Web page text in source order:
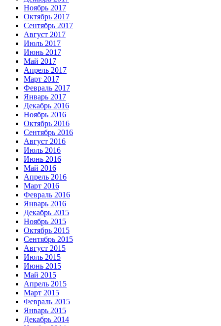
Ноябрь 2017
Октябрь 2017
Сентябрь 2017
Август 2017
Июль 2017
Июнь 2017
Май 2017
Апрель 2017
Март 2017
Февраль 2017
Январь 2017
Декабрь 2016
Ноябрь 2016
Октябрь 2016
Сентябрь 2016
Август 2016
Июль 2016
Июнь 2016
Май 2016
Апрель 2016
Март 2016
Февраль 2016
Январь 2016
Декабрь 2015
Ноябрь 2015
Октябрь 2015
Сентябрь 2015
Август 2015
Июль 2015
Июнь 2015
Май 2015
Апрель 2015
Март 2015
Февраль 2015
Январь 2015
Декабрь 2014